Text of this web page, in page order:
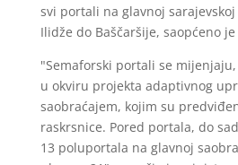
svi portali na glavnoj
Ilidže do Baščaršije, saopćeno
"Semaforski portali se
u okviru projekta adaptivnog
saobraćajem, kojim su
raskrsnice. Pored portala, do
13 poluportala na glavnoj